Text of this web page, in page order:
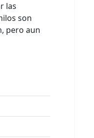
las
son
pero aun